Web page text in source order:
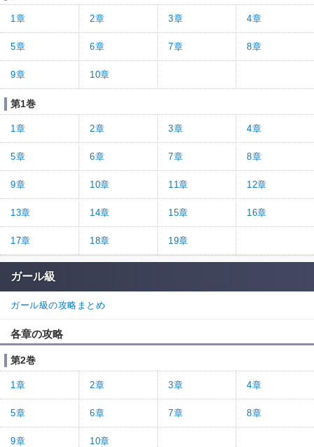
1章 2章 3章 4章
5章 6章 7章 8章
9章 10章
第1巻
1章 2章 3章 4章
5章 6章 7章 8章
9章 10章 11章 12章
13章 14章 15章 16章
17章 18章 19章
ガール級
ガール級の攻略まとめ
各章の攻略
第2巻
1章 2章 3章 4章
5章 6章 7章 8章
9章 10章